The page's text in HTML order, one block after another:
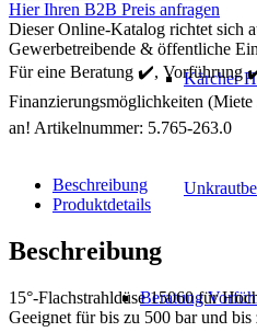
Kärcher
Beratung
Powerduese
gehaertet
15060
Tol.
1%
Menge
Hier Ihren B2B Preis anfragen
Dieser Online-Katalog richtet sich
Gewerbetreibende & öffentliche
Für eine Beratung ✔️, Vorführung
Finanzierungsmöglichkeiten
an! Artikelnummer: 5.765-263.0
Beschreibung
Produktdetails
Beschreibung
15°-Flachstrahldüse 15060 für
Geeignet für bis zu 500 bar und bis